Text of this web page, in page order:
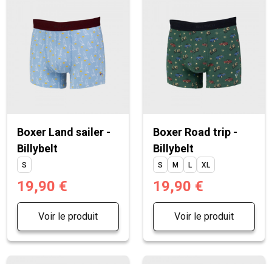
Boxer Land sailer -
Billybelt
S
19,90 €
Voir le produit
Boxer Road trip -
Billybelt
S M L XL
19,90 €
Voir le produit